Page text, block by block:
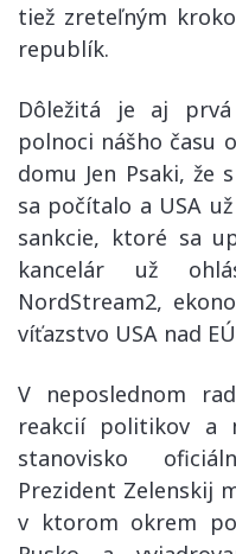
tiež zreteľným
republík.
Dôležitá je aj prvá
polnoci nášho času
domu Jen Psaki, že
sa počítalo a USA
sankcie, ktoré sa
kancelár už
NordStream2,
víťazstvo USA nad
V neposlednom
reakcií politikov a
stanovisko
Prezident Zelenskij
v ktorom okrem